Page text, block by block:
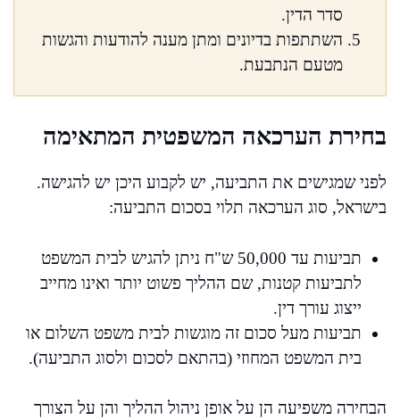
סדר הדין.
השתתפות בדיונים ומתן מענה להודעות והגשות
מטעם הנתבעת.
בחירת הערכאה המשפטית המתאימה
לפני שמגישים את התביעה, יש לקבוע היכן יש להגישה.
בישראל, סוג הערכאה תלוי בסכום התביעה:
תביעות עד 50,000 ש"ח ניתן להגיש לבית המשפט
לתביעות קטנות, שם ההליך פשוט יותר ואינו מחייב
ייצוג עורך דין.
תביעות מעל סכום זה מוגשות לבית משפט השלום או
בית המשפט המחוזי (בהתאם לסכום ולסוג התביעה).
הבחירה משפיעה הן על אופן ניהול ההליך והן על הצורך